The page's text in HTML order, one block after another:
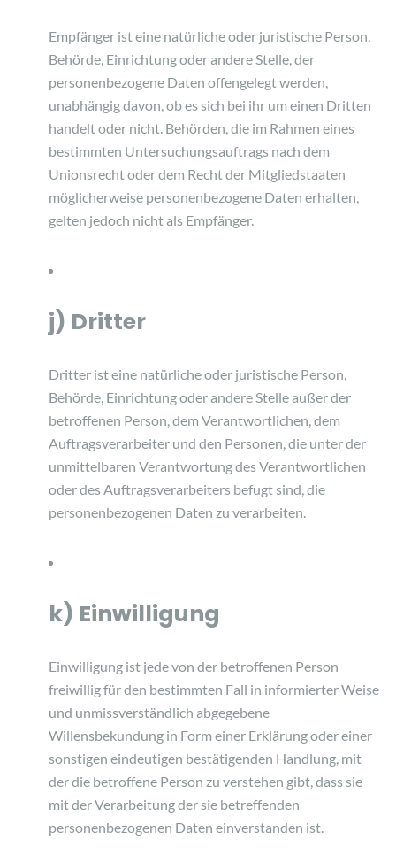
Empfänger ist eine natürliche oder juristische Person,
Behörde, Einrichtung oder andere Stelle, der
personenbezogene Daten offengelegt werden,
unabhängig davon, ob es sich bei ihr um einen Dritten
handelt oder nicht. Behörden, die im Rahmen eines
bestimmten Untersuchungsauftrags nach dem
Unionsrecht oder dem Recht der Mitgliedstaaten
möglicherweise personenbezogene Daten erhalten,
gelten jedoch nicht als Empfänger.
j) Dritter
Dritter ist eine natürliche oder juristische Person,
Behörde, Einrichtung oder andere Stelle außer der
betroffenen Person, dem Verantwortlichen, dem
Auftragsverarbeiter und den Personen, die unter der
unmittelbaren Verantwortung des Verantwortlichen
oder des Auftragsverarbeiters befugt sind, die
personenbezogenen Daten zu verarbeiten.
k) Einwilligung
Einwilligung ist jede von der betroffenen Person
freiwillig für den bestimmten Fall in informierter Weise
und unmissverständlich abgegebene
Willensbekundung in Form einer Erklärung oder einer
sonstigen eindeutigen bestätigenden Handlung, mit
der die betroffene Person zu verstehen gibt, dass sie
mit der Verarbeitung der sie betreffenden
personenbezogenen Daten einverstanden ist.